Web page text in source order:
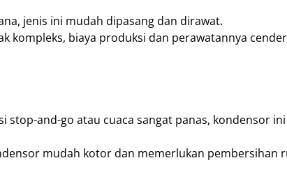
jenis ini mudah dipasang dan dirawat.
kompleks, biaya produksi dan perawatannya
stop-and-go atau cuaca sangat panas, kondensor
mudah kotor dan memerlukan pembersihan